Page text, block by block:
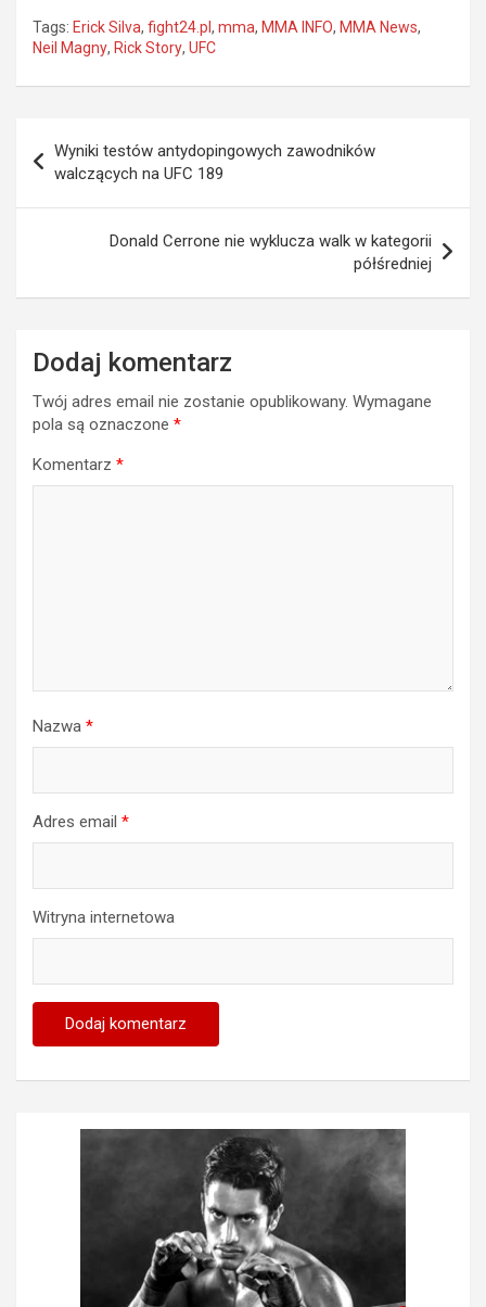
Tags: Erick Silva, fight24.pl , mma, MMA INFO, MMA News,
Neil Magny, Rick Story, UFC
wpisu
Wyniki testów antydopingowych zawodników
walczących na UFC 189
Donald Cerrone nie wyklucza walk w kategorii
półśredniej
Dodaj komentarz
Twój adres email nie zostanie opublikowany. Wymagane
pola są oznaczone *
Komentarz *
Nazwa *
Adres email *
Witryna internetowa